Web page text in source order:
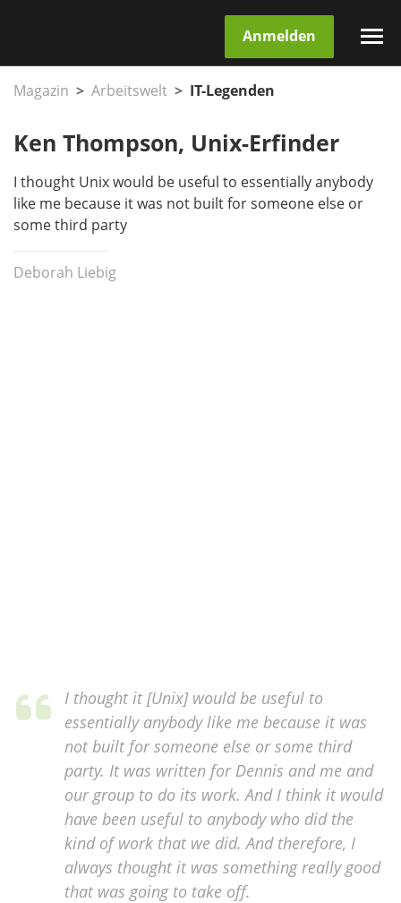
Anmelden
Magazin Arbeitswelt IT-Legenden
Ken Thompson, Unix-Erfinder
I thought Unix would be useful to essentially anybody
like me because it was not built for someone else or
some third party
Deborah Liebig
I thought it [Unix] would be useful to
essentially anybody like me because it was
not built for someone else or some third
party. It was written for Dennis and me and
our group to do its work. And I think it would
have been useful to anybody who did the
kind of work that we did. And therefore, I
always thought it was something really good
that was going to take off.